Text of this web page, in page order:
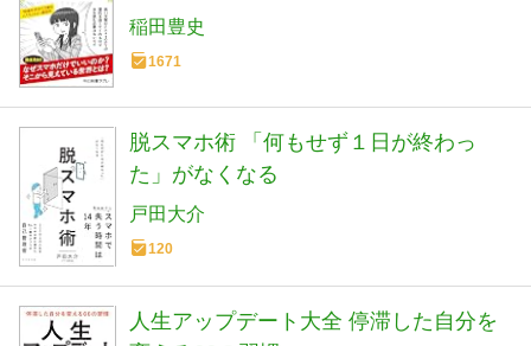
書ラクレ 861)
稲田豊史
1671
脱スマホ術 「何もせず１日が終わっ
た」がなくなる
戸田大介
120
人生アップデート大全 停滞した自分を